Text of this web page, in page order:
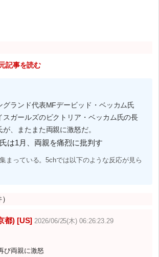
記事を読む
グランド代表MFデービッド・ベッカム氏
スガールズのビクトリア・ベッカム氏の長
、またまた両親に激怒だ。
は1月、両親を痛烈に批判す
まっている。5chでは以下のような反応が見ら
都) [US] 2026/06/25(木) 06:26:23.29
び両親に激怒